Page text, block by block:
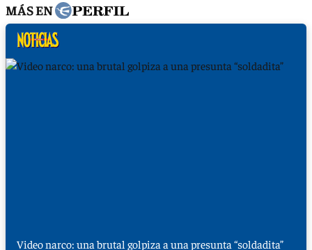
MÁS EN
Video narco: una brutal golpiza a una presunta “soldadita”